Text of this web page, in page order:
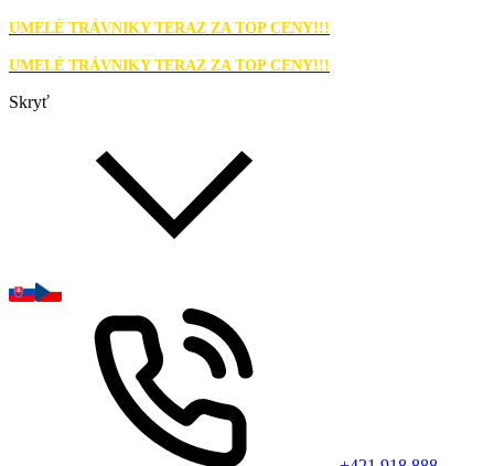
UMELÉ TRÁVNIKY TERAZ ZA TOP CENY!!!
UMELÉ TRÁVNIKY TERAZ ZA TOP CENY!!!
Skryť